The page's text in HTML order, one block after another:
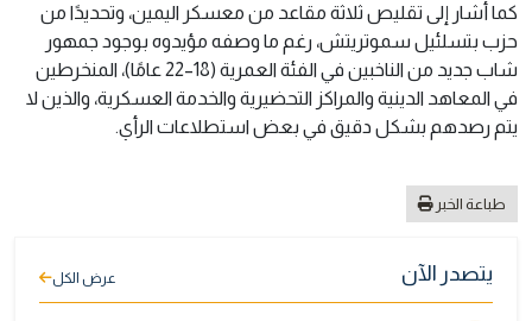
كما أشار إلى تقليص ثلاثة مقاعد من معسكر اليمين، وتحديدًا من
حزب بتسلئيل سموتريتش، رغم ما وصفه مؤيدوه بوجود جمهور
شاب جديد من الناخبين في الفئة العمرية (18–22 عامًا)، المنخرطين
في المعاهد الدينية والمراكز التحضيرية والخدمة العسكرية، والذين لا
يتم رصدهم بشكل دقيق في بعض استطلاعات الرأي.
طباعة الخبر
يتصدر الآن عرض الكل